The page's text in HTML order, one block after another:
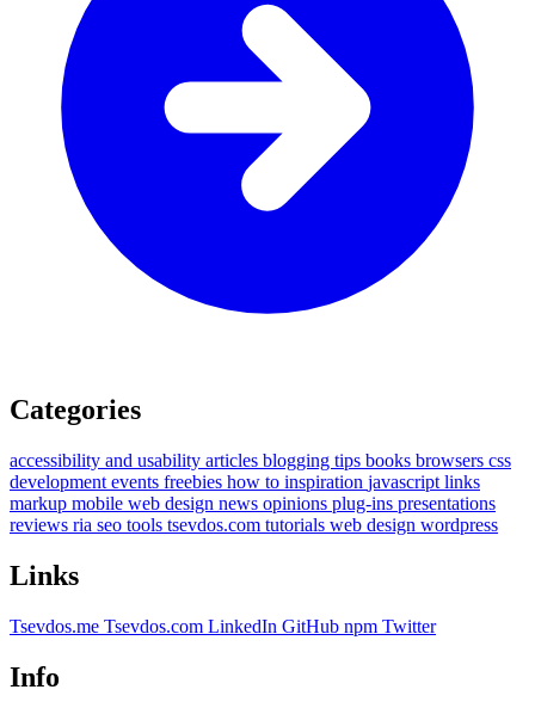
Categories
accessibility and usability articles blogging tips books browsers css
development events freebies how to inspiration javascript links
markup mobile web design news opinions plug-ins presentations
reviews ria seo tools tsevdos.com tutorials web design wordpress
Links
Tsevdos.me Tsevdos.com LinkedIn GitHub npm Twitter
Info